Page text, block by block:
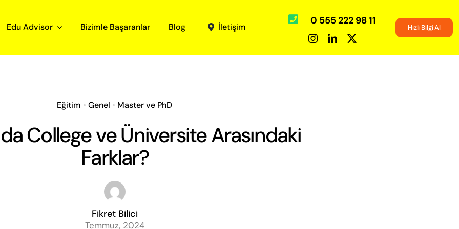
Edu Advisor Bizimle Başaranlar Blog İletişim
0 555 222 98 11
Hızlı Bilgi Al
Eğitim •Genel • Master ve PhD
College ve Üniversite Arasındaki
Farklar?
Fikret Bilici
Temmuz, 2024